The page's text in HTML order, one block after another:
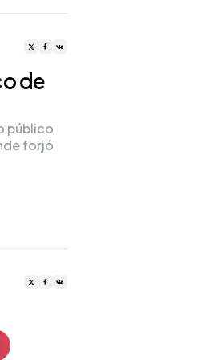
de
público
forjó